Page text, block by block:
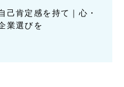
己肯定感を持て｜心・
業選びを